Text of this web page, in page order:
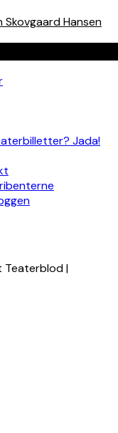
Skovgaard Hansen
Jada!
Teaterblod |